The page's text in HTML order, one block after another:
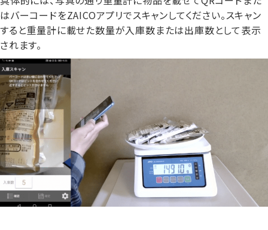
はバーコードをZAICOアプリでスキャンしてください。スキャン
すると重量計に載せた数量が入庫数または出庫数として表示
されます。